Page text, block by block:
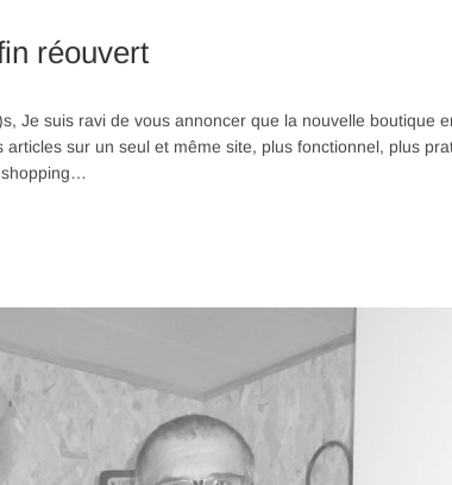
réouvert
Je suis ravi de vous annoncer que la nouvelle boutique
sur un seul et même site, plus fonctionnel, plus